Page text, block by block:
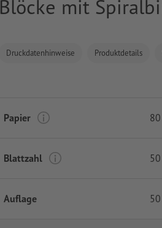
Blöcke mit
Druckdatenhinweise Produktdetails
Papier
Blattzahl
Auflage 50